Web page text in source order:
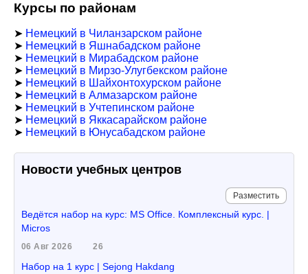
Курсы по районам
➤ Немецкий в Чиланзарском районе
➤ Немецкий в Яшнабадском районе
➤ Немецкий в Мирабадском районе
➤ Немецкий в Мирзо-Улугбекском районе
➤ Немецкий в Шайхонтохурском районе
➤ Немецкий в Алмазарском районе
➤ Немецкий в Учтепинском районе
➤ Немецкий в Яккасарайском районе
➤ Немецкий в Юнусабадском районе
Новости учебных центров
Разместить
Ведётся набор на курс: MS Office. Комплексный курс. |
Micros
06 Авг 2026 26
Набор на 1 курс | Sejong Hakdang